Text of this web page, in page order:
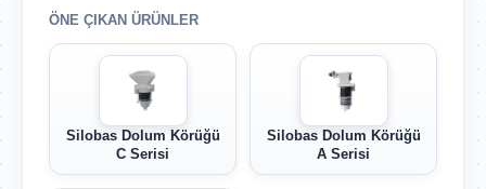
ÖNE ÇIKAN ÜRÜNLER
Silobas Dolum Körüğü
C Serisi
Silobas Dolum Körüğü
A Serisi